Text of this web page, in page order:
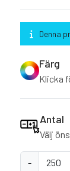
Denna
Färg
Klicka
Antal
Välj
-